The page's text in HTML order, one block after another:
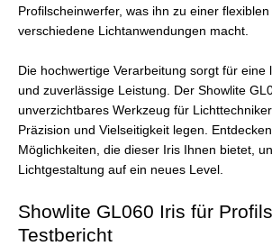
Profilscheinwerfer, was ihn zu einer
verschiedene Lichtanwendungen macht.
Die hochwertige Verarbeitung sorgt für eine
und zuverlässige Leistung. Der Showlite
unverzichtbares Werkzeug für
Präzision und Vielseitigkeit legen.
Möglichkeiten, die dieser Iris Ihnen bietet,
Lichtgestaltung auf ein neues Level.
Showlite GL060 Iris für
Testbericht